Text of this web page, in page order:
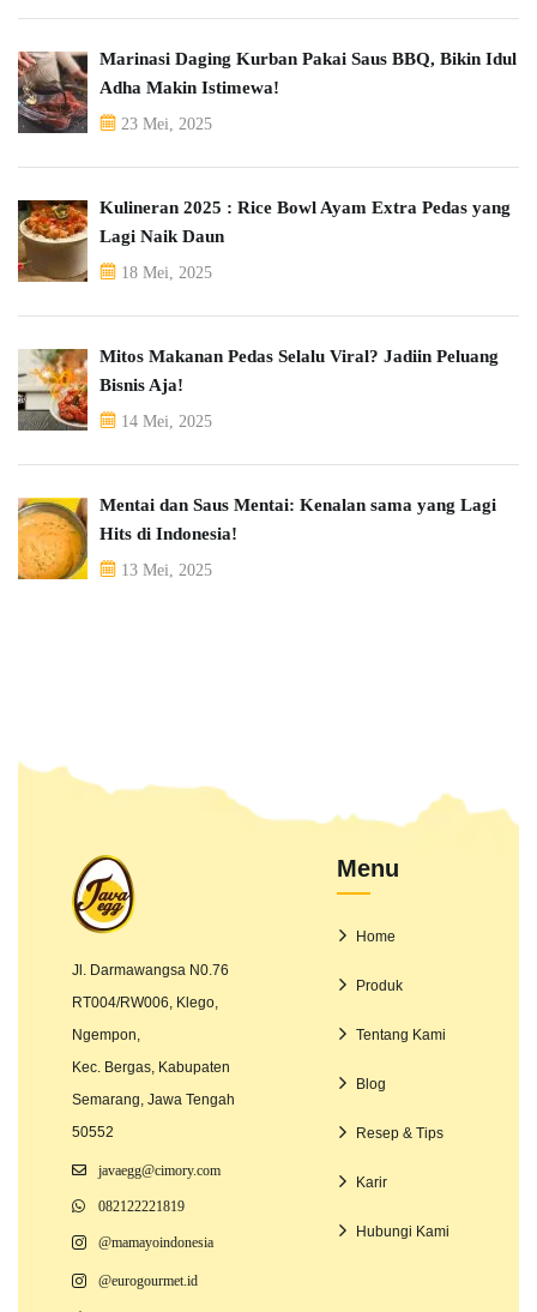
Marinasi Daging Kurban Pakai Saus BBQ, Bikin Idul
Adha Makin Istimewa!
23 Mei, 2025
Kulineran 2025 : Rice Bowl Ayam Extra Pedas yang
Lagi Naik Daun
18 Mei, 2025
Mitos Makanan Pedas Selalu Viral? Jadiin Peluang
Bisnis Aja!
14 Mei, 2025
Mentai dan Saus Mentai: Kenalan sama yang Lagi
Hits di Indonesia!
13 Mei, 2025
Jl. Darmawangsa N0.76
RT004/RW006, Klego,
Ngempon,
Kec. Bergas, Kabupaten
Semarang, Jawa Tengah
50552
javaegg@cimory.com
082122221819
@mamayoindonesia
@eurogourmet.id
Menu
Home
Produk
Tentang Kami
Blog
Resep & Tips
Karir
Hubungi Kami